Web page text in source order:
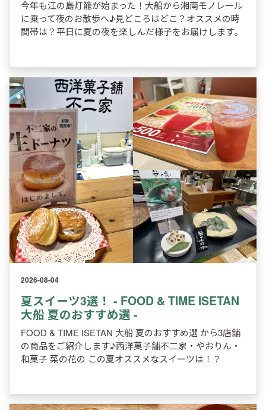
今年も江の島灯籠が始まった！大船から湘南モノレール
に乗って夜のお散歩へ♪見どころはどこ？オススメの時
間帯は？平日に夏の夜を楽しんだ様子をお届けします。
2026-08-04
夏スイーツ3選！ - FOOD & TIME ISETAN
大船 夏のおすすめ選 -
FOOD & TIME ISETAN 大船 夏のおすすめ選 から3店舗
の商品をご紹介します♪西洋菓子舗不二家・やおりん・
和菓子 菜の花の この夏オススメなスイーツは！？